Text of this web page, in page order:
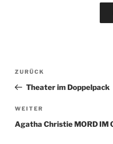
Beitragsnavigation
Vorheriger
Beitrag
ZURÜCK
Theater im Doppelpack
Nächster
Beitrag
WEITER
Agatha Christie MORD IM